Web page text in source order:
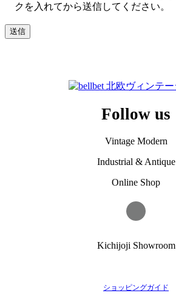
クを入れてから送信してください。
Follow us
Vintage Modern
Industrial & Antique
Online Shop
Kichijoji Showroom
ショッピングガイド